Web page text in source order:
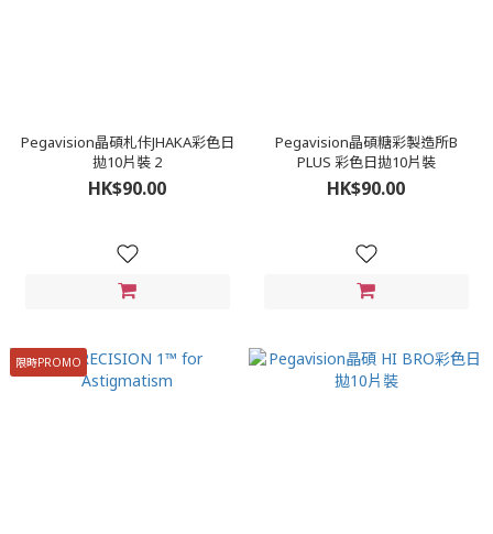
Pegavision晶碩札佧JHAKA彩色日
拋10片裝 2
HK$90.00
Pegavision晶碩糖彩製造所B
PLUS 彩色日拋10片裝
HK$90.00
限時PROMO